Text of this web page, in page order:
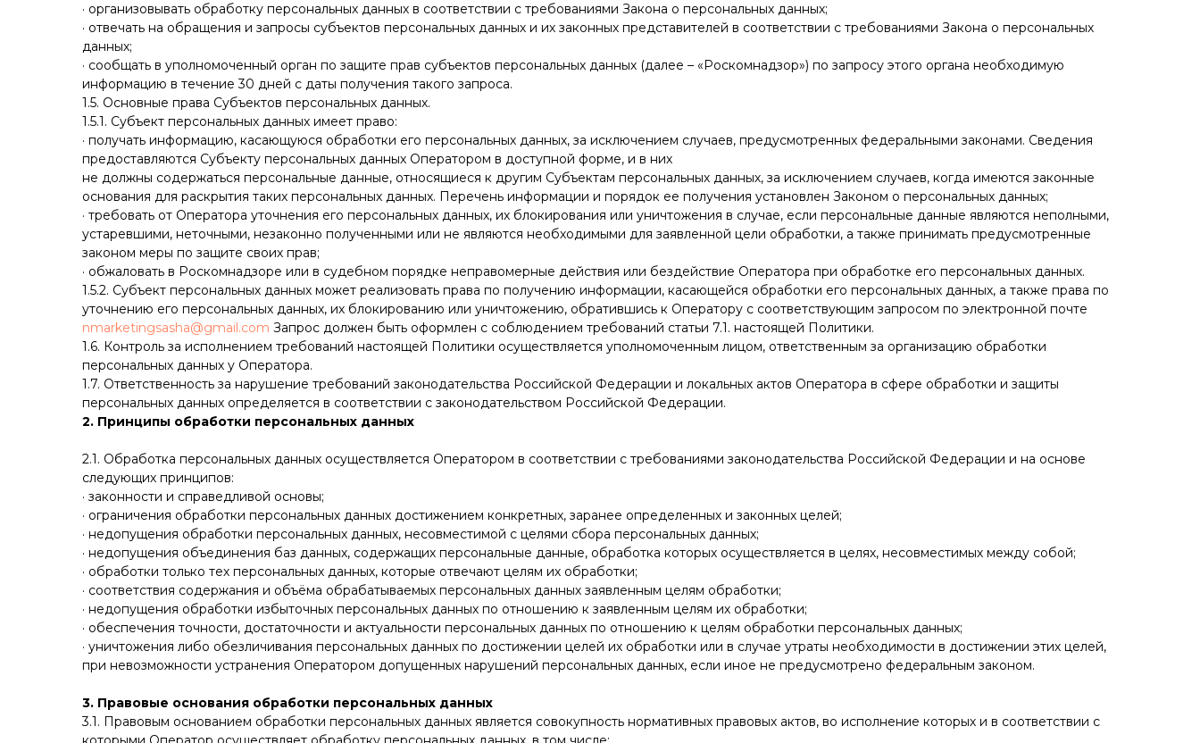
· организовывать обработку персональных данных в соответствии с требованиями Закона о персональных данных;
· отвечать на обращения и запросы субъектов персональных данных и их законных представителей в соответствии с требованиями Закона о персональных
данных;
· сообщать в уполномоченный орган по защите прав субъектов персональных данных (далее – «Роскомнадзор») по запросу этого органа необходимую
информацию в течение 30 дней с даты получения такого запроса.
1.5. Основные права Субъектов персональных данных.
1.5.1. Субъект персональных данных имеет право:
· получать информацию, касающуюся обработки его персональных данных, за исключением случаев, предусмотренных федеральными законами. Сведения
предоставляются Субъекту персональных данных Оператором в доступной форме, и в них
не должны содержаться персональные данные, относящиеся к другим Субъектам персональных данных, за исключением случаев, когда имеются законные
основания для раскрытия таких персональных данных. Перечень информации и порядок ее получения установлен Законом о персональных данных;
· требовать от Оператора уточнения его персональных данных, их блокирования или уничтожения в случае, если персональные данные являются неполными,
устаревшими, неточными, незаконно полученными или не являются необходимыми для заявленной цели обработки, а также принимать предусмотренные
законом меры по защите своих прав;
· обжаловать в Роскомнадзоре или в судебном порядке неправомерные действия или бездействие Оператора при обработке его персональных данных.
1.5.2. Субъект персональных данных может реализовать права по получению информации, касающейся обработки его персональных данных, а также права по
уточнению его персональных данных, их блокированию или уничтожению, обратившись к Оператору с соответствующим запросом по электронной почте
nmarketingsasha@gmail.com Запрос должен быть оформлен с соблюдением требований статьи 7.1. настоящей Политики.
1.6. Контроль за исполнением требований настоящей Политики осуществляется уполномоченным лицом, ответственным за организацию обработки
персональных данных у Оператора.
1.7. Ответственность за нарушение требований законодательства Российской Федерации и локальных актов Оператора в сфере обработки и защиты
персональных данных определяется в соответствии с законодательством Российской Федерации.
2. Принципы обработки персональных данных
2.1. Обработка персональных данных осуществляется Оператором в соответствии с требованиями законодательства Российской Федерации и на основе
следующих принципов:
· законности и справедливой основы;
· ограничения обработки персональных данных достижением конкретных, заранее определенных и законных целей;
· недопущения обработки персональных данных, несовместимой с целями сбора персональных данных;
· недопущения объединения баз данных, содержащих персональные данные, обработка которых осуществляется в целях, несовместимых между собой;
· обработки только тех персональных данных, которые отвечают целям их обработки;
· соответствия содержания и объёма обрабатываемых персональных данных заявленным целям обработки;
· недопущения обработки избыточных персональных данных по отношению к заявленным целям их обработки;
· обеспечения точности, достаточности и актуальности персональных данных по отношению к целям обработки персональных данных;
· уничтожения либо обезличивания персональных данных по достижении целей их обработки или в случае утраты необходимости в достижении этих целей,
при невозможности устранения Оператором допущенных нарушений персональных данных, если иное не предусмотрено федеральным законом.
3. Правовые основания обработки персональных данных
3.1. Правовым основанием обработки персональных данных является совокупность нормативных правовых актов, во исполнение которых и в соответствии с